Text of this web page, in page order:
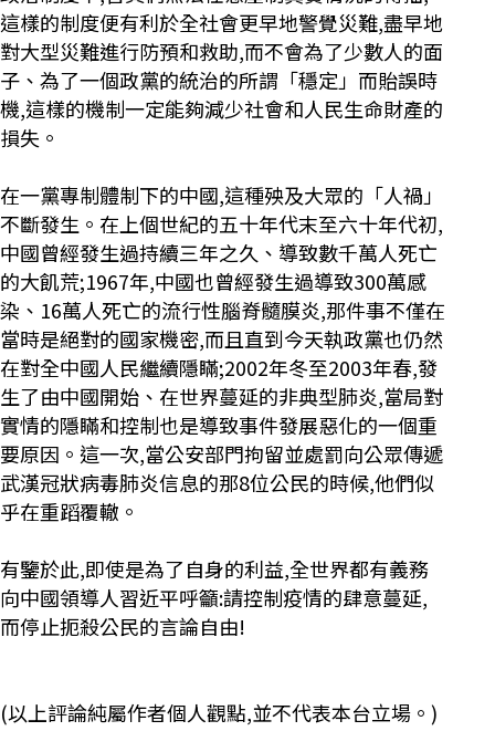
這樣的制度便有利於全社會更早地警覺災難,盡早地
對大型災難進行防預和救助,而不會為了少數人的面
子、為了一個政黨的統治的所謂「穩定」而貽誤時
機,這樣的機制一定能夠減少社會和人民生命財產的
損失。
在一黨專制體制下的中國,這種殃及大眾的「人禍」
不斷發生。在上個世紀的五十年代末至六十年代初,
中國曾經發生過持續三年之久、導致數千萬人死亡
的大飢荒;1967年,中國也曾經發生過導致300萬感
染、16萬人死亡的流行性腦脊髓膜炎,那件事不僅在
當時是絕對的國家機密,而且直到今天執政黨也仍然
在對全中國人民繼續隱瞞;2002年冬至2003年春,發
生了由中國開始、在世界蔓延的非典型肺炎,當局對
實情的隱瞞和控制也是導致事件發展惡化的一個重
要原因。這一次,當公安部門拘留並處罰向公眾傳遞
武漢冠狀病毒肺炎信息的那8位公民的時候,他們似
乎在重蹈覆轍。
有鑒於此,即使是為了自身的利益,全世界都有義務
向中國領導人習近平呼籲:請控制疫情的肆意蔓延,
而停止扼殺公民的言論自由!
(以上評論純屬作者個人觀點,並不代表本台立場。)